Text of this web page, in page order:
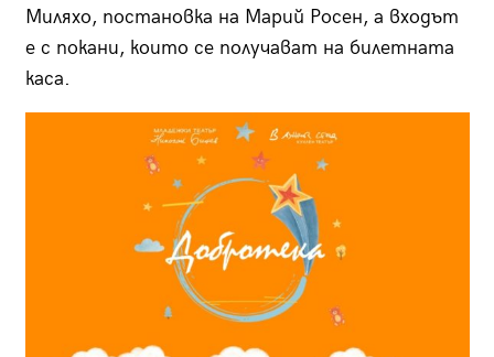
Миляхо, постановка на Марий Росен, а входът
е с покани, които се получават на билетната
каса.